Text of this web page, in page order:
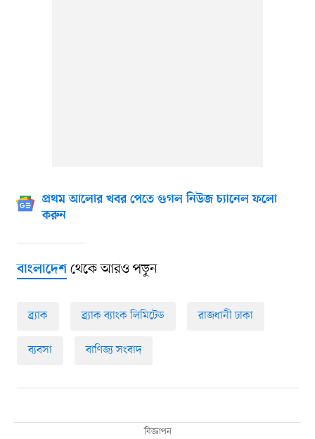
প্রথম আলোর খবর পেতে গুগল নিউজ চ্যানেল ফলো
করুন
বাংলাদেশথেকে আরও পড়ুন
ব্র্যাক ব্র্যাক ব্যাংক লিমিটেড রাজধানী ঢাকা
ব্যবসা বাণিজ্য সংবাদ